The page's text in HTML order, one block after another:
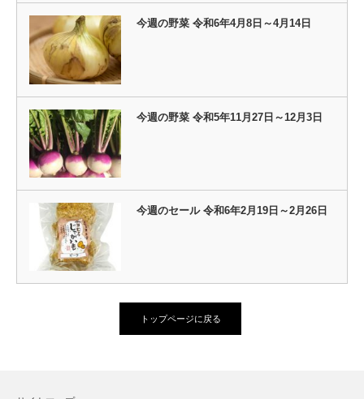
今週の野菜 令和6年4月8日～4月14日
今週の野菜 令和5年11月27日～12月3日
今週のセール 令和6年2月19日～2月26日
トップページに戻る